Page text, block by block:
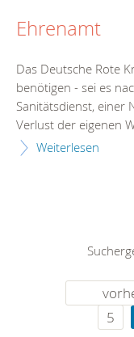
Ehrenamt
Das Deutsche Rote
benötigen - sei es
Sanitätsdienst, einer
Verlust der eigenen
Weiterlesen
5